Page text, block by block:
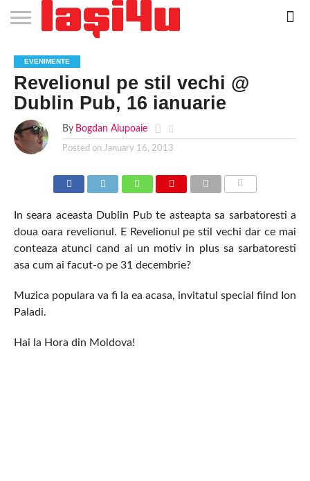
STIRI
APARTAMENTE
NOI IASI
STIRI
IASI
JOBS
IN
IASI
FILME
LA
CINEMA
CLUBURI /
DISCOTECI
BARURI /
CAFENELE
SALI DE
FORTA
SI
FITNESS
SALOANE DE
INFRUMUSETARE
AGENTII
DE
TURISM
IASI
RESTAURANTE
IN IASI
PIZZA
IN
IASI
PISCINA
IN IASI
FLORARII
RADIO
LIVE
IN
IASI
SPALATORII
AUTO
TRACTARI
AUTO
TAXI
IN
IASI
CINEMA
TEATRU
HOTELURI
/
PENSIUNI
TEREN
SPORTIV
TEREN
TENIS
IASI
FARMACII
NON
STOP
COFFEE-
TO-GO
FIRME DE
PUBLICITATE
RENT
A
CAR
EVENIMENTE
Revelionul pe stil vechi @
Dublin Pub, 16 ianuarie
By Bogdan Alupoaie
Posted on January 16, 2013
In seara aceasta Dublin Pub te asteapta sa sarbatoresti a
doua oara revelionul. E Revelionul pe stil vechi dar ce mai
conteaza atunci cand ai un motiv in plus sa sarbatoresti
asa cum ai facut-o pe 31 decembrie?
Muzica populara va fi la ea acasa, invitatul special fiind Ion
Paladi.
Hai la Hora din Moldova!